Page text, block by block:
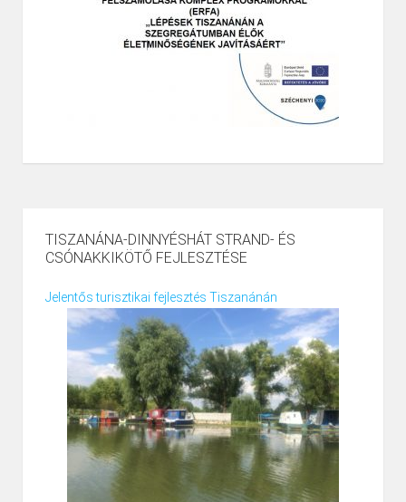
TISZANÁNA-DINNYÉSHÁT STRAND- ÉS
CSÓNAKKIKÖTŐ FEJLESZTÉSE
Jelentős turisztikai fejlesztés Tiszanánán